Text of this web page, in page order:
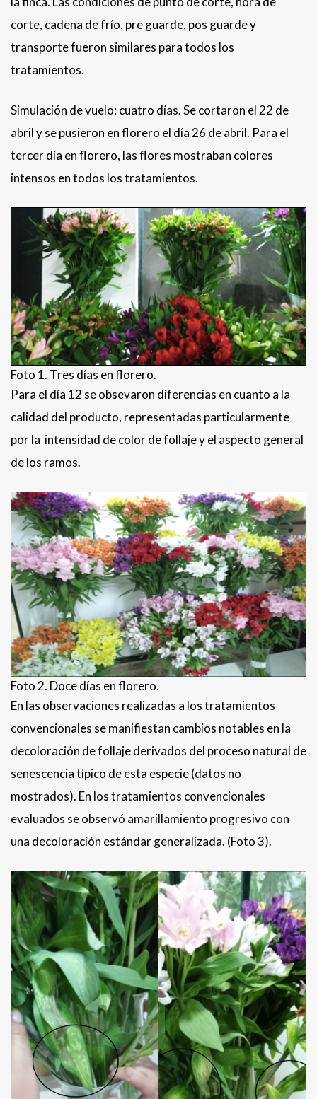
corte, cadena de frío, pre guarde, pos guarde y
transporte fueron similares para todos los
tratamientos.
Simulación de vuelo: cuatro días. Se cortaron el 22 de
abril y se pusieron en florero el día 26 de abril. Para el
tercer día en florero, las flores mostraban colores
intensos en todos los tratamientos.
Foto 1. Tres días en florero.
Para el día 12 se obsevaron diferencias en cuanto a la
calidad del producto, representadas particularmente
por la intensidad de color de follaje y el aspecto general
de los ramos.
Foto 2. Doce días en florero.
En las observaciones realizadas a los tratamientos
convencionales se manifiestan cambios notables en la
decoloración de follaje derivados del proceso natural de
senescencia típico de esta especie (datos no
mostrados). En los tratamientos convencionales
evaluados se observó amarillamiento progresivo con
una decoloración estándar generalizada. (Foto 3).